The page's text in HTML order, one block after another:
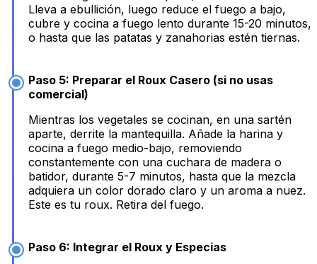
Lleva a ebullición, luego reduce el fuego a bajo,
cubre y cocina a fuego lento durante 15-20 minutos,
o hasta que las patatas y zanahorias estén tiernas.
Paso 5: Preparar el Roux Casero (si no usas
comercial)
Mientras los vegetales se cocinan, en una sartén
aparte, derrite la mantequilla. Añade la harina y
cocina a fuego medio-bajo, removiendo
constantemente con una cuchara de madera o
batidor, durante 5-7 minutos, hasta que la mezcla
adquiera un color dorado claro y un aroma a nuez.
Este es tu roux. Retira del fuego.
Paso 6: Integrar el Roux y Especias